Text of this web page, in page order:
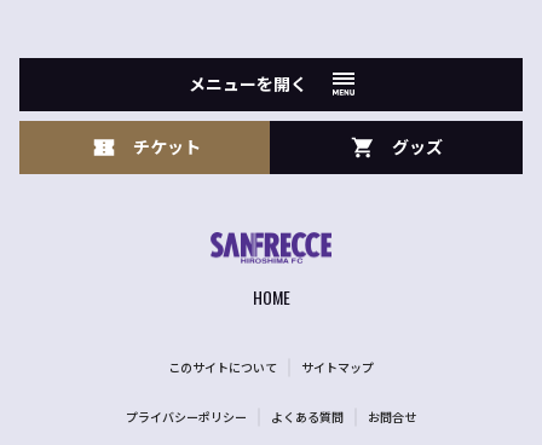
メニューを開く
チケット グッズ
HOME
このサイトについて サイトマップ
プライバシーポリシー よくある質問 お問合せ